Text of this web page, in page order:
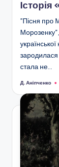
"Пісня про
зародилася
стала не…
Опубліковано
Д. Аніпченко